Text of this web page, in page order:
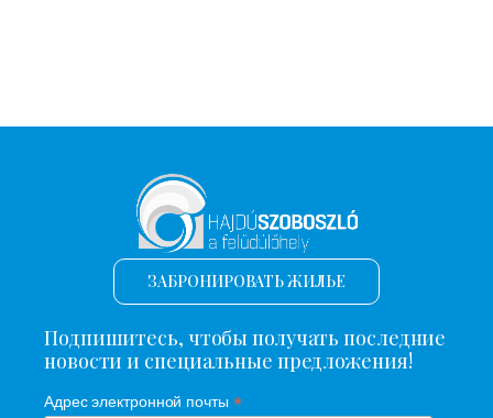
ЗАБРОНИРОВАТЬ ЖИЛЬЕ
Подпишитесь, чтобы получать последние
новости и специальные предложения!
Адрес электронной почты *